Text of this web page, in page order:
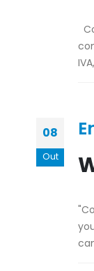
08
Out